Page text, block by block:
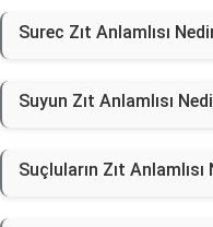
Surec Zıt Anlamlısı
Suyun Zıt Anlamlısı
Suçluların Zıt Anlamlısı